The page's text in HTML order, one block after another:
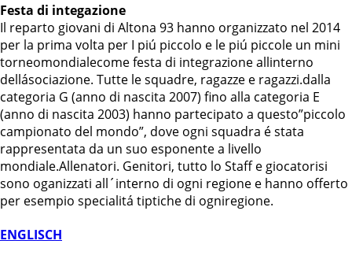
Festa di integazione
Il reparto giovani di Altona 93 hanno organizzato nel 2014
per la prima volta per I piú piccolo e le piú piccole un mini
torneomondialecome festa di integrazione allinterno
dellásociazione. Tutte le squadre, ragazze e ragazzi.dalla
categoria G (anno di nascita 2007) fino alla categoria E
(anno di nascita 2003) hanno partecipato a questo”piccolo
campionato del mondo”, dove ogni squadra é stata
rappresentata da un suo esponente a livello
mondiale.Allenatori. Genitori, tutto lo Staff e giocatorisi
sono oganizzati all´interno di ogni regione e hanno offerto
per esempio specialitá tiptiche di ogniregione.
ENGLISCH